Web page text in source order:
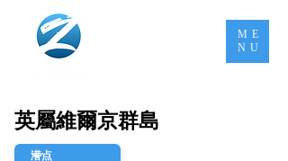
ME
NU
英屬維爾京群島